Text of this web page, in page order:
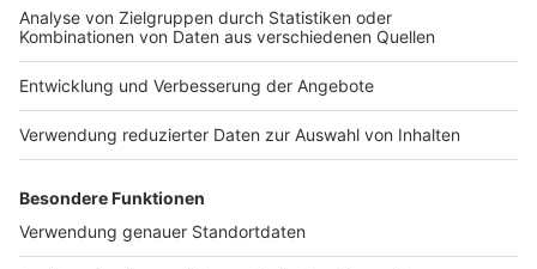
Jobs
Presse
Werben
Archiv
ANTENNE BAYERN GROUP
Studio-Hotline
Verkehrs-Hotline